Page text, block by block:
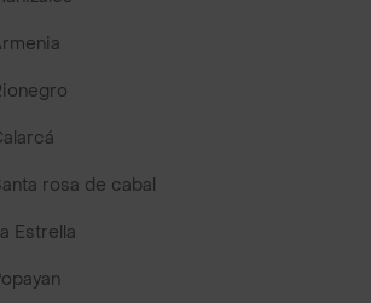
rosa de cabal
Estrella